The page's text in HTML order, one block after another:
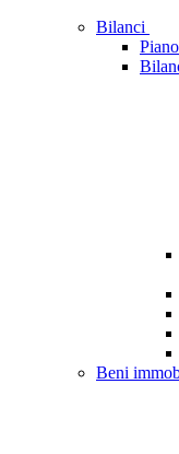
Bilanci
Beni